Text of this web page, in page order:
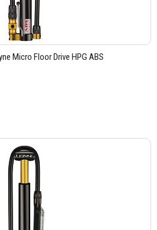
Micro Floor Drive HPG ABS